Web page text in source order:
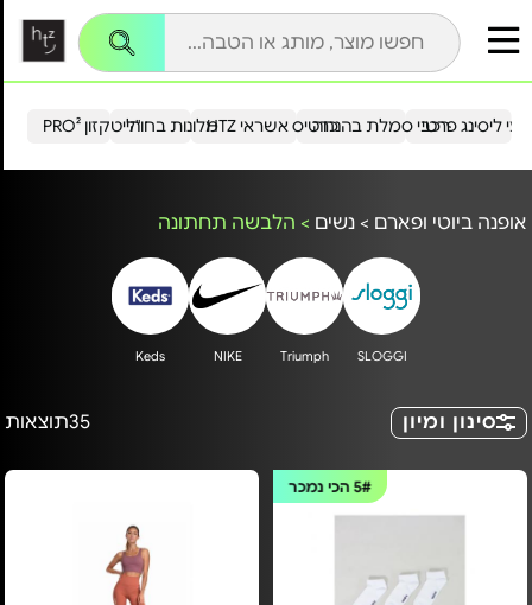
הייטקזון PRO²מלונות בחו"ל כרטיס אשראי HTZ ליסינג פרטירכבי סמלת בהנחה
אופנה ביוטי ופארם > נשים > הלבשה תחתונה
SLOGGI
Triumph
NIKE
Keds
סינון ומיון 35תוצאות
5# הכי נמכר